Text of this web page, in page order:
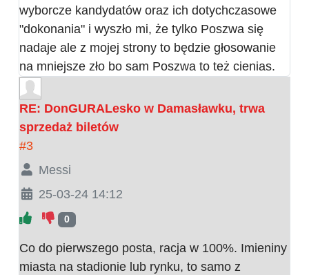
wyborcze kandydatów oraz ich dotychczasowe
"dokonania" i wyszło mi, że tylko Poszwa się
nadaje ale z mojej strony to będzie głosowanie
na mniejsze zło bo sam Poszwa to też cienias.
RE: DonGURALesko w Damasławku, trwa
sprzedaż biletów
#3
Messi
25-03-24 14:12
0
Co do pierwszego posta, racja w 100%. Imieniny
miasta na stadionie lub rynku, to samo z